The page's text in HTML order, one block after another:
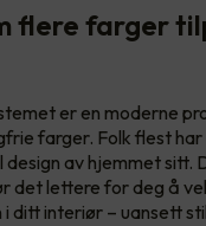
flere farger
er en moderne
farger. Folk flest
av hjemmet sitt.
det lettere for deg å
i ditt interiør – uansett